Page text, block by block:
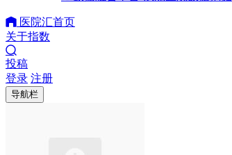
医院汇首页
关于指数
投稿
登录 注册
导航栏